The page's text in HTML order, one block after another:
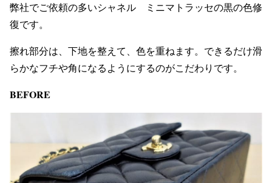
弊社でご依頼の多いシャネル ミニマトラッセの黒の色修
復です。
擦れ部分は、下地を整えて、色を重ねます。できるだけ滑
らかなフチや角になるようにするのがこだわりです。
BEFORE